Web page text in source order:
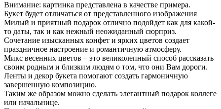
Внимание: картинка представлена в качестве примера.
Букет будет отличаться от представленного изображения
Милый и приятный подарок отлично подойдет как для какой-
то даты, так и как нежный неожиданный сюрприз.
Сочетание изысканных конфет и ярких цветов создает
праздничное настроение и романтичную атмосферу.
Микс весенних цветов – это великолепный способ рассказать
своим родным и близким людям о том, что они Вам дороги.
Ленты и декор букета помогают создать гармоничную
завершенную композицию.
Таким же образом можно сделать элегантный подарок коллеге
или начальнице.